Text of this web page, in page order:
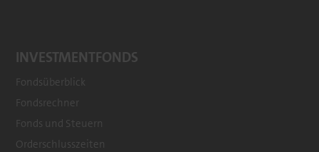
Footer
menu
INVESTMENTFONDS
Fondsüberblick
Fondsrechner
Fonds und Steuern
Orderschlusszeiten